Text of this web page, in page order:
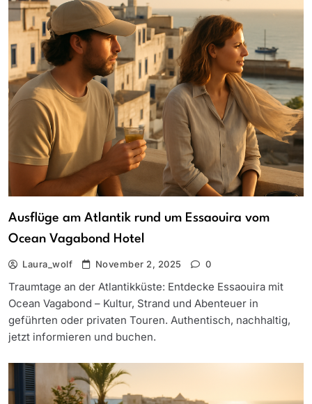
Ausflüge am Atlantik rund um Essaouira vom
Ocean Vagabond Hotel
Laura_wolf November 2, 2025 0
Traumtage an der Atlantikküste: Entdecke Essaouira mit
Ocean Vagabond – Kultur, Strand und Abenteuer in
geführten oder privaten Touren. Authentisch, nachhaltig,
jetzt informieren und buchen.